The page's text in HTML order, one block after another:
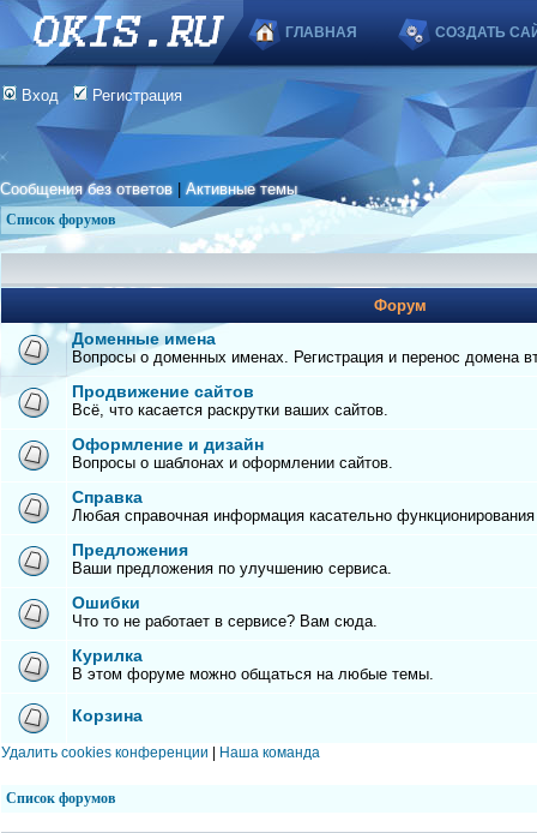
ГЛАВНАЯ СОЗДАТЬ
Вход Регистрация
Сообщения без ответов |Активные темы
Список форумов
Форум
Доменные имена
Вопросы о доменных именах. Регистрация и перенос домена
Продвижение сайтов
Всё, что касается раскрутки ваших сайтов.
Оформление и дизайн
Вопросы о шаблонах и оформлении сайтов.
Справка
Любая справочная информация касательно
Предложения
Ваши предложения по улучшению сервиса.
Ошибки
Что то не работает в сервисе? Вам сюда.
Курилка
В этом форуме можно общаться на любые темы.
Корзина
Удалить cookies конференции Наша команда
Список форумов